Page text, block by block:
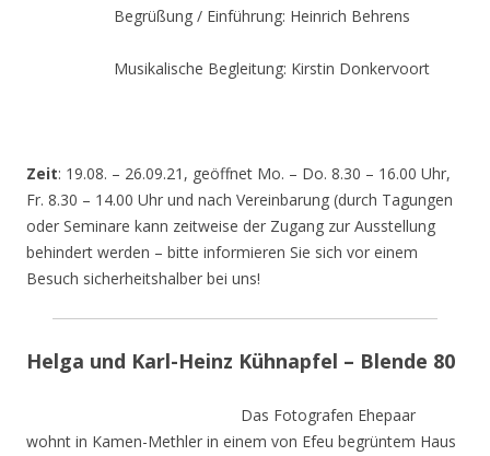
Begrüßung / Einführung: Heinrich Behrens
Musikalische Begleitung: Kirstin Donkervoort
Zeit: 19.08. – 26.09.21, geöffnet Mo. – Do. 8.30 – 16.00 Uhr,
Fr. 8.30 – 14.00 Uhr und nach Vereinbarung (durch Tagungen
oder Seminare kann zeitweise der Zugang zur Ausstellung
behindert werden – bitte informieren Sie sich vor einem
Besuch sicherheitshalber bei uns!
Helga und Karl-Heinz Kühnapfel – Blende 80
Das Fotografen Ehepaar
wohnt in Kamen-Methler in einem von Efeu begrüntem Haus